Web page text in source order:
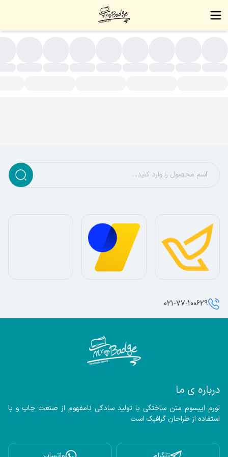
درباره ی ما
استفاده از طراحان گرافیک است
021-77-100629